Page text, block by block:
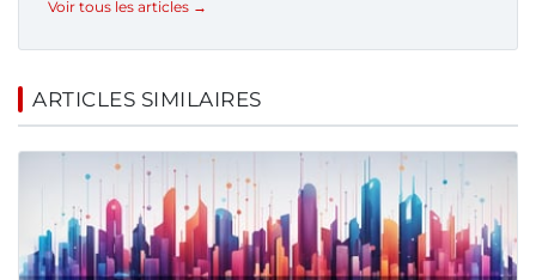
Voir tous les articles →
ARTICLES SIMILAIRES